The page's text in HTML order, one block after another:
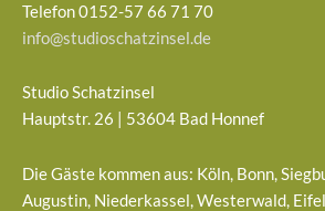
Telefon 0152-57 66 71 70
info@studioschatzinsel.de
Studio Schatzinsel
Hauptstr. 26 | 53604 Bad Honnef
Die Gäste kommen aus: Köln, Bonn,
Augustin, Niederkassel, Westerwald,